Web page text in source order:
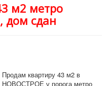
м2 метро
дом сдан
Продам квартиру 43 м2 в
НОВОСТРОЕ у порога метро